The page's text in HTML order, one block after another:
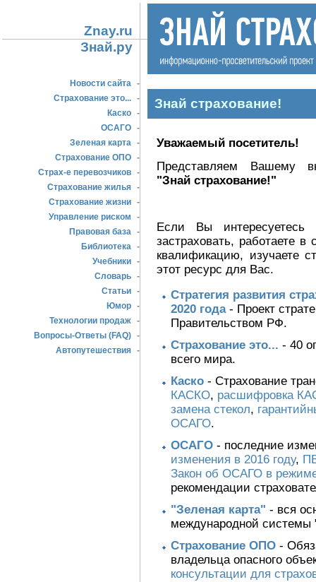
Znay.ru
Знай.ру
Новости сайта -
Страхование это... -
Каско -
ОСАГО -
Зеленая карта -
Страхование ОПО -
Страх-е перевозчиков -
Страхование жилья -
Страхование жизни -
Управление риском
-
Правовая база -
Библиотека -
Учебники -
Словарь -
Статьи -
Юмор -
Технологии продаж -
Вопросы-Ответы (FAQ) -
Автопутешествия -
Знай страхование!
Уважаемый посетитель!
Представляем Вашему
"Знай страхование!"
Если Вы интересуетесь
застраховать, работаете
квалификацию, изучаете
этот ресурс для Вас.
Стратегия развития
2020 года- Проект
Правительством РФ.
Страхование это... - 40
всего мира.
Каско - Страхование
КАСКО, расшифровка
замена стекол,
ОСАГО.
ОСАГО - последние
изменения в 2016 году,
Закон об ОСАГО в
рекомендации
"Зеленая карта" - вся
международной системы
Страхование ОПО -
владельца опасного
консультации для